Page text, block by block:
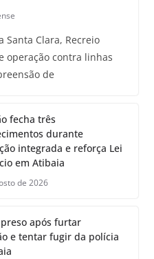
Santa Clara, Recreio
operação contra linhas
de
fecha três
durante
integrada e reforça Lei
em Atibaia
de 2026
preso após furtar
e tentar fugir da polícia